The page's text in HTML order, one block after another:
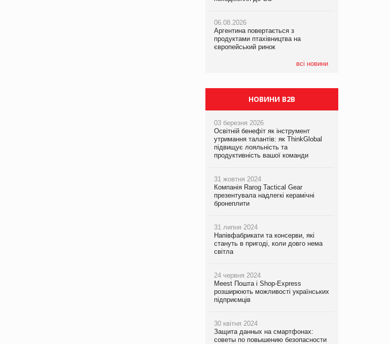
06.08.2026
Аргентина повертається з
продуктами птахівництва на
європейський ринок
всі новини
05.08.2026
Смачне поповнення дитячого меню:
у VARUS з’явилися новинки від ТМ
ТОКЕРИ
хлібобулочні вироби на
PrivateLabel&FMCG Master 2026
06.08.2026
Аргентина повертається з
продуктами птахівництва на
європейський ринок
НОВИНИ B2B
03 березня 2026
Освітній бенефіт як інструмент
утримання талантів: як ThinkGlobal
підвищує лояльність та
продуктивність вашої команди
31 жовтня 2024
Компанія Rarog Tactical Gear
презентувала надлегкі керамічні
бронеплити
31 липня 2024
Напівфабрикати та консерви, які
стануть в пригоді, коли довго нема
світла
24 червня 2024
Meest Пошта і Shop-Express
розширюють можливості українських
підприємців
30 квітня 2024
Защита данных на смартфонах:
советы по повышению безопасности